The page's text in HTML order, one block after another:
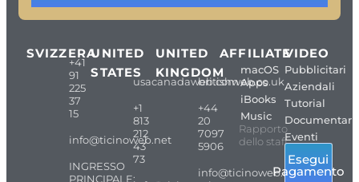
SVIZZERA
+41
91
225
37
15
info@ticinoweb.net
INGRESSO
PRINCIPALE:
UNITED
STATES
usacanadaweb.com
+1
813
212
43
73
UNITED
KINGDOM
britishweb.co.uk
+44
20
7097
5906
info@ticinoweb.net
AFFILIATE
macOS
Apps
iBooks
Music
Rapporto
dello staff
VIDEO
Pubblicitari
Aziendali
Tutorial
Documentari
Eventi
Esegui
Pagamento